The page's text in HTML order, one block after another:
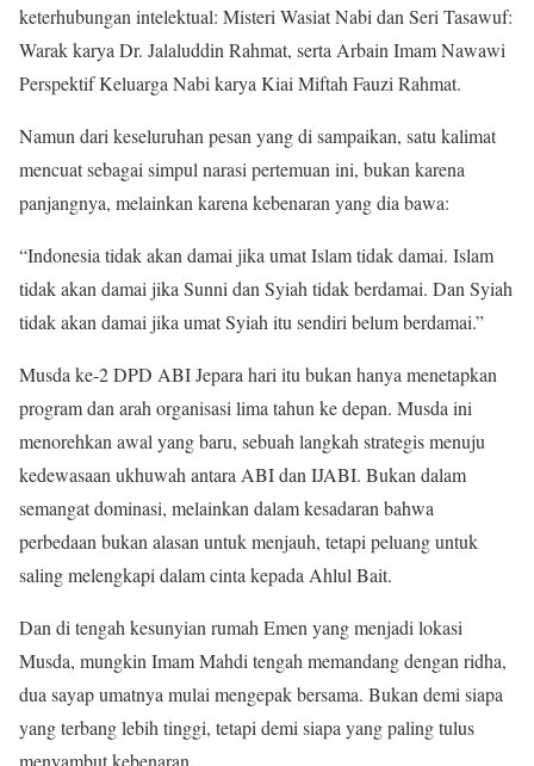
keterhubungan intelektual: Misteri Wasiat Nabi dan Seri Tasawuf:
Warak karya Dr. Jalaluddin Rahmat, serta Arbain Imam Nawawi
Perspektif Keluarga Nabi karya Kiai Miftah Fauzi Rahmat.
Namun dari keseluruhan pesan yang di sampaikan, satu kalimat
mencuat sebagai simpul narasi pertemuan ini, bukan karena
panjangnya, melainkan karena kebenaran yang dia bawa:
“Indonesia tidak akan damai jika umat Islam tidak damai. Islam
tidak akan damai jika Sunni dan Syiah tidak berdamai. Dan Syiah
tidak akan damai jika umat Syiah itu sendiri belum berdamai.”
Musda ke-2 DPD ABI Jepara hari itu bukan hanya menetapkan
program dan arah organisasi lima tahun ke depan. Musda ini
menorehkan awal yang baru, sebuah langkah strategis menuju
kedewasaan ukhuwah antara ABI dan IJABI. Bukan dalam
semangat dominasi, melainkan dalam kesadaran bahwa
perbedaan bukan alasan untuk menjauh, tetapi peluang untuk
saling melengkapi dalam cinta kepada Ahlul Bait.
Dan di tengah kesunyian rumah Emen yang menjadi lokasi
Musda, mungkin Imam Mahdi tengah memandang dengan ridha,
dua sayap umatnya mulai mengepak bersama. Bukan demi siapa
yang terbang lebih tinggi, tetapi demi siapa yang paling tulus
menyambut kebenaran.